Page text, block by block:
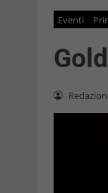
Eventi